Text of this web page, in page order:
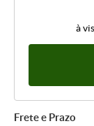
à
Frete e Prazo